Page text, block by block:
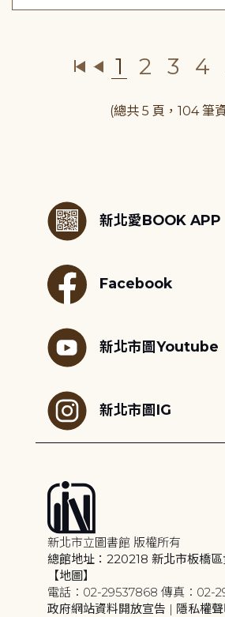
1 2 3 4
(總共 5 頁，104 筆
新北愛BOOK APP
Facebook
新北市圖Youtube
新北市圖IG
新北市立圖書館 版權所有
總館地址：220218 新北市板橋
【地圖】
電話：02-29537868 傳真：02-
政府網站資料開放宣告 | 隱私權